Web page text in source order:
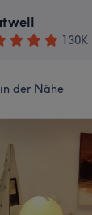
130K
der Nähe